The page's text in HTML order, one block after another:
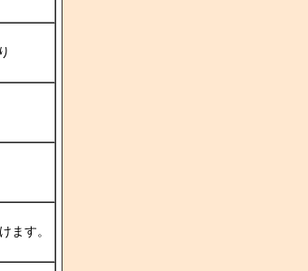
ます。